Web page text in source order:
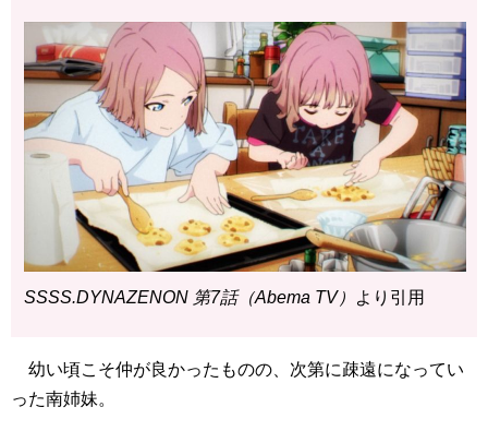
SSSS.DYNAZENON 第7話（Abema TV） より引用
幼い頃こそ仲が良かったものの、次第に疎遠になってい
った南姉妹。